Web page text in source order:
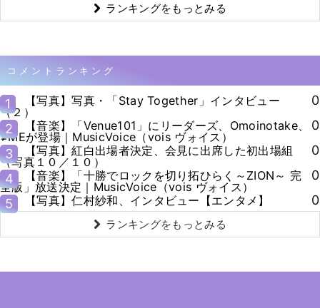
ランキングをもっとみる
コメントランキング
1
【写真】写真・「Stay Together」インタビュー
（２）
0
2
【音楽】「Venue101」にリーダーズ、Omoinotake、
≠MEが登場｜MusicVoice（vois ヴォイス）
0
3
【写真】紅白出場者決定、会見に出席した初出場組
（写真１０／１０）
0
4
【音楽】「十勝でロックを切り拓ひらく～ZION～ 完
全版」放送決定｜MusicVoice（vois ヴォイス）
0
5
【写真】仁村紗和、インタビュー【エンタメ】 0
ランキングをもっとみる